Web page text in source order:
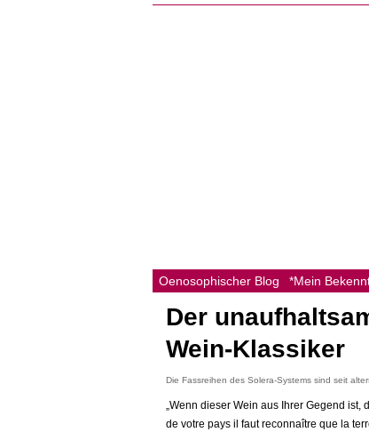
Oenosophischer Blog *Mein
Der
Wein-Klassiker
Die Fassreihen des Solera-Systems sind seit
„Wenn dieser Wein aus Ihrer Gegend
de votre pays il faut reconnaître que la